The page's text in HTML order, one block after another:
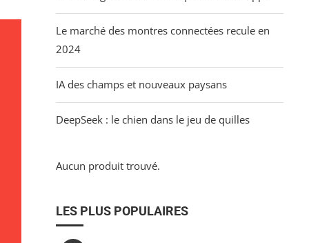
Le marché des montres connectées recule en
2024
IA des champs et nouveaux paysans
DeepSeek : le chien dans le jeu de quilles
Aucun produit trouvé.
LES PLUS POPULAIRES